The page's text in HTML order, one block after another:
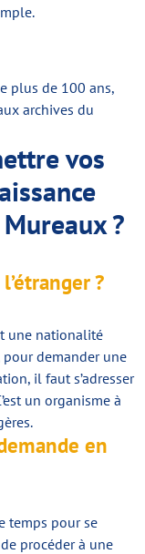
plus de 100 ans,
archives du
vos
?
?
une nationalité
pour demander une
il faut s’adresser
un organisme à
en
temps pour se
procéder à une